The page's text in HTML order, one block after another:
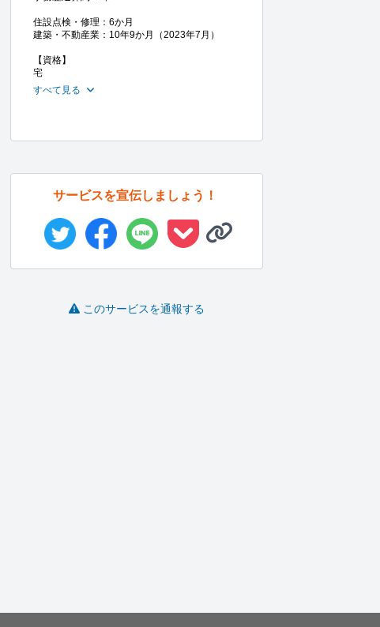
住設点検・修理：6か月
建築・不動産業：10年9か月（2023年7月）
【資格】
宅
すべて見る
サービスを宣伝しましょう！
このサービスを通報する